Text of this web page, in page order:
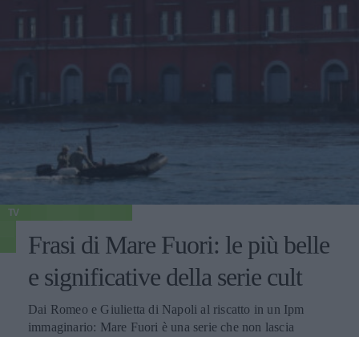
TV
Frasi di Mare Fuori: le più belle
e significative della serie cult
Dai Romeo e Giulietta di Napoli al riscatto in un Ipm
immaginario: Mare Fuori è una serie che non lascia